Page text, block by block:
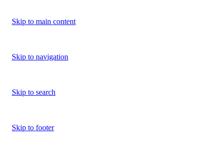
Skip to main content
Skip to navigation
Skip to search
Skip to footer